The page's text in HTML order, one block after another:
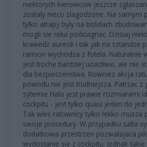
niektorych kierowcow jeszcze
zostaly nieco zlagodzone. Na samym
tylko atrapy byly na bolidach
mogli sie reka podciagnac. Dzisiaj
krawedz aureoli i tak jak na sztandze
ramion wychodza z fotela. Naturalnie
jest troche bardziej uciazliwe, ale nie
dla bezpieczenstwa. Rowniez akcja
powodu nie jest trudniejsza. Patrzac z
sytemie Halo jest prawie rozmiarami
cockpitu - jest tylko quasi jeden do
Tak wiec ratownicy tylko lekko musza
swoje procedury. W przypadku salta
dodatkowa przestrzen pozwalajaca
wydostanie sie z cockpitu. Jednak